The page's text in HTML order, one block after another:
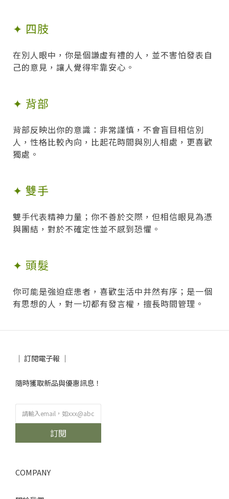
✦ 四肢
在別人眼中，你是個謙虛有禮的人，並不害怕發表自
己的意見，讓人覺得牢靠安心。
✦ 背部
背部反映出你的意識：非常謹慎，不會盲目相信別
人，性格比較內向，比起花時間與別人相處，更喜歡
獨處。
✦ 雙手
雙手代表精神力量；你不善於交際，但相信眼見為憑
與團結，對於不確定性並不感到恐懼。
✦ 頭髮
你可能是強迫症患者，喜歡生活中井然有序；是一個
有思想的人，對一切都有發言權，擅長時間管理。
│ 訂閱電子報 │
隨時獲取新品與優惠訊息！
訂閱
COMPANY